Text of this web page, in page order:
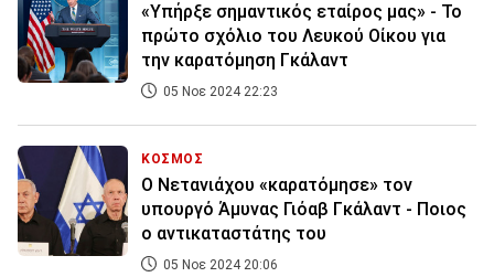
«Υπήρξε σημαντικός εταίρος μας» - Το
πρώτο σχόλιο του Λευκού Οίκου για
την καρατόμηση Γκάλαντ
05 Νοε 2024 22:23
ΚΟΣΜΟΣ
Ο Νετανιάχου «καρατόμησε» τον
υπουργό Άμυνας Γιόαβ Γκάλαντ - Ποιος
ο αντικαταστάτης του
05 Νοε 2024 20:06